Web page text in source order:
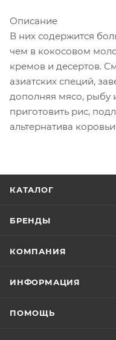
Описание
В них содержится
чем в кокосовом
кремов и десертов.
азиатских специй,
дополняя мясо, рыбу
приготовить рис,
альтернатива
КАТАЛОГ
БРЕНДЫ
КОМПАНИЯ
ИНФОРМАЦИЯ
ПОМОЩЬ